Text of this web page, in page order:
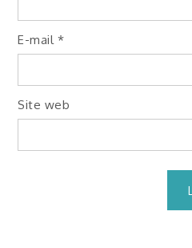
E-mail *
Site web